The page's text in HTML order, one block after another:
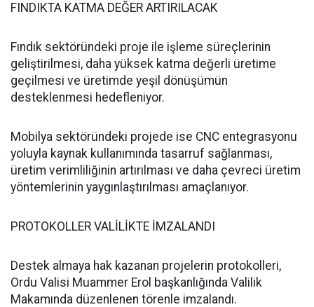
FINDIKTA KATMA DEĞER ARTIRILACAK
Fındık sektöründeki proje ile işleme süreçlerinin
geliştirilmesi, daha yüksek katma değerli üretime
geçilmesi ve üretimde yeşil dönüşümün
desteklenmesi hedefleniyor.
Mobilya sektöründeki projede ise CNC entegrasyonu
yoluyla kaynak kullanımında tasarruf sağlanması,
üretim verimliliğinin artırılması ve daha çevreci üretim
yöntemlerinin yaygınlaştırılması amaçlanıyor.
PROTOKOLLER VALİLİKTE İMZALANDI
Destek almaya hak kazanan projelerin protokolleri,
Ordu Valisi Muammer Erol başkanlığında Valilik
Makamında düzenlenen törenle imzalandı.